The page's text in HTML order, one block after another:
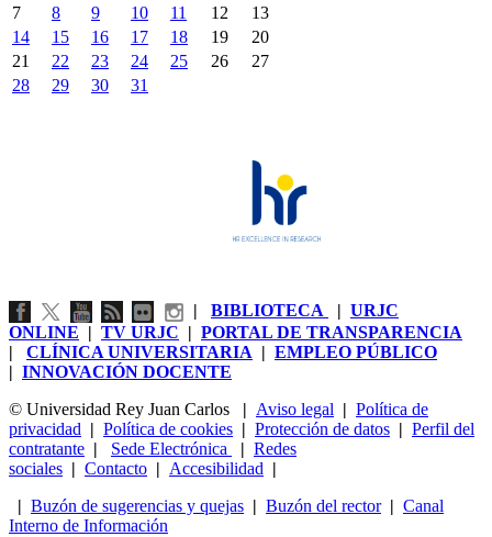
7
8 9 10 11 12
13
14
15 16 17 18 19
20
21
22 23 24 25 26
27
28
29 30 31
| BIBLIOTECA | URJC
ONLINE | TV URJC | PORTAL DE TRANSPARENCIA
| CLÍNICA UNIVERSITARIA | EMPLEO PÚBLICO
| INNOVACIÓN DOCENTE
© Universidad Rey Juan Carlos
| Aviso legal | Política de
privacidad | Política de cookies | Protección de datos | Perfil del
contratante | Sede Electrónica | Redes
sociales | Contacto | Accesibilidad |
| Buzón de sugerencias y quejas | Buzón del rector| Canal
Interno de Información